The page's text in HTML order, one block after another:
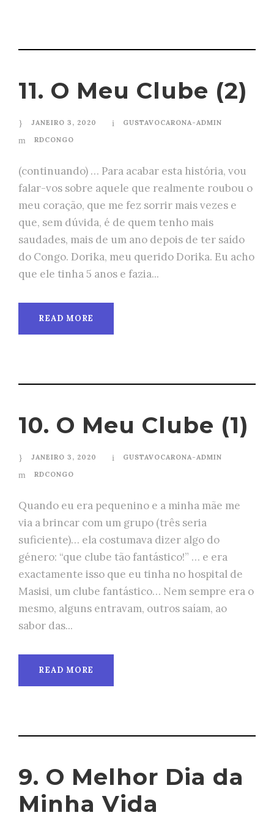
11. O Meu Clube (2)
JANEIRO 3, 2020
GUSTAVOCARONA-ADMIN
RDCONGO
(continuando) … Para acabar esta história, vou
falar-vos sobre aquele que realmente roubou o
meu coração, que me fez sorrir mais vezes e
que, sem dúvida, é de quem tenho mais
saudades, mais de um ano depois de ter saído
do Congo. Dorika, meu querido Dorika. Eu acho
que ele tinha 5 anos e fazia...
READ MORE
10. O Meu Clube (1)
JANEIRO 3, 2020
GUSTAVOCARONA-ADMIN
RDCONGO
Quando eu era pequenino e a minha mãe me
via a brincar com um grupo (três seria
suficiente)… ela costumava dizer algo do
género: “que clube tão fantástico!” … e era
exactamente isso que eu tinha no hospital de
Masisi, um clube fantástico… Nem sempre era o
mesmo, alguns entravam, outros saíam, ao
sabor das...
READ MORE
9. O Melhor Dia da
Minha Vida